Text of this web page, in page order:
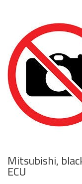
Mitsubishi,
ECU